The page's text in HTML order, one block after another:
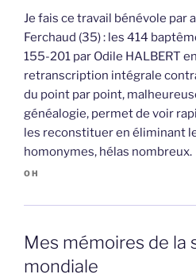
Je fais ce travail bénévole par
Ferchaud (35) : les 414
155-201 par Odile HALBERT
retranscription intégrale
du point par point,
généalogie, permet de voir
les reconstituer en éliminant
homonymes, hélas
OH
Mes mémoires de la
mondiale